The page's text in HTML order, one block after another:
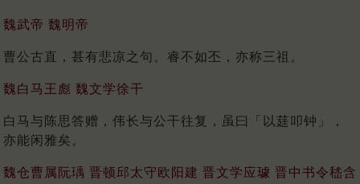
魏武帝 魏明帝
曹公古直，甚有悲凉之句。睿不如丕，亦称三祖。
魏白马王彪 魏文学徐干
白马与陈思答赠，伟长与公干往复，虽曰「以莛叩钟」，
亦能闲雅矣。
魏仓曹属阮瑀 晋顿邱太守欧阳建 晋文学应璩 晋中书令嵇含